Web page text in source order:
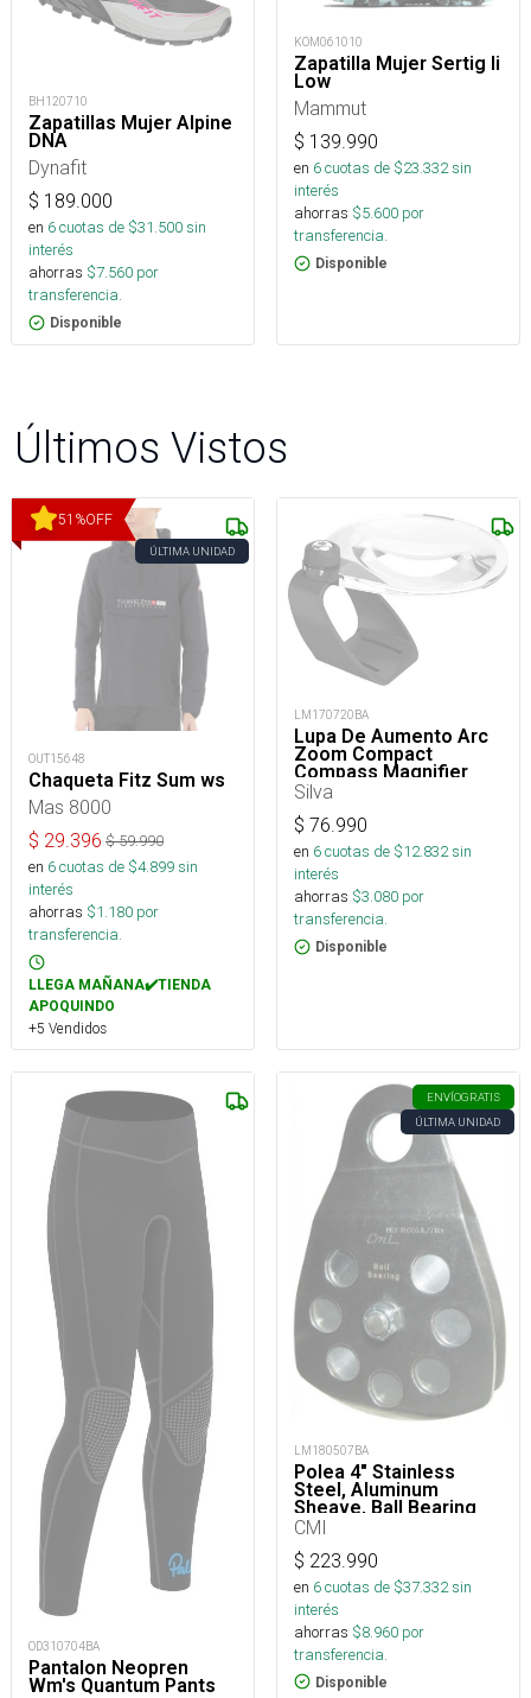
BH120710
Zapatillas Mujer Alpine
DNA
Dynafit
$ 189.000
en 6cuotas de $31.500sin
interés
ahorras $7.560 por
transferencia.
Disponible
KOM061010
Zapatilla Mujer Sertig Ii
Low
Mammut
$ 139.990
en 6cuotas de $23.332sin
interés
ahorras $5.600 por
transferencia.
Disponible
Últimos Vistos
51 %OFF
ÚLTIMA UNIDAD
OUT15648
Chaqueta Fitz Sum ws
Mas 8000
$ 29.396 $59.990
en 6cuotas de $4.899sin
interés
ahorras $1.180 por
transferencia.
LLEGA MAÑANA✔️TIENDA
APOQUINDO
+5 Vendidos
LM170720BA
Lupa De Aumento Arc
Zoom Compact
Compass Magnifier
Silva
$ 76.990
en 6cuotas de $12.832sin
interés
ahorras $3.080 por
transferencia.
Disponible
OD310704BA
Pantalon Neopren
Wm's Quantum Pants
ENVÍOGRATIS
ÚLTIMA UNIDAD
LM180507BA
Polea 4" Stainless
Steel, Aluminum
Sheave, Ball Bearing
CMI
$ 223.990
en 6cuotas de $37.332sin
interés
ahorras $8.960 por
transferencia.
Disponible